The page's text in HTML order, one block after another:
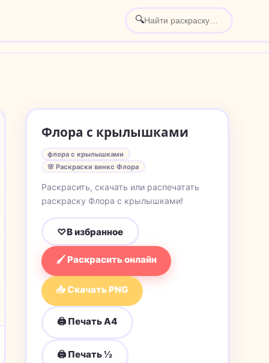
🔍
Флора с крылышками
флора с крылышками
🌸 Раскраски винкс Флора
Раскрасить, скачать или распечатать
раскраску Флора с крылышками!
♡В избранное
🖌 Раскрасить онлайн
📥 Скачать PNG
🖨 Печать A4
🖨 Печать ½